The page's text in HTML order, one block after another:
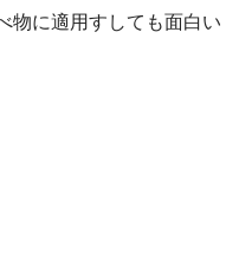
物に適用すしても面白い